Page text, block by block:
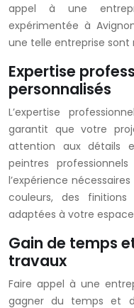
appel à une
expérimentée à
une telle entreprise sont
Expertise
personnalisés
L’expertise
garantit que votre
attention aux détails
peintres
l’expérience
couleurs, des
adaptées à votre
Gain de temps
travaux
Faire appel à une
gagner du temps et